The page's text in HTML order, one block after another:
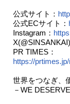
公式サイト：
公式ECサイト：
Instagram：
X(@SINSANKAI)
PR TIMES：
https://
世界をつなぎ、
－WE